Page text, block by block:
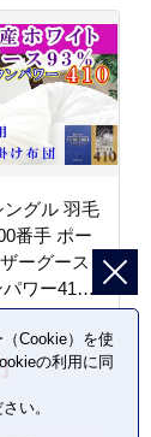
グル 羽毛
番手 ポー
ーグース
ワー410
毛掛けふ
ワー410
団 本掛け
Cookie）を使
の利用に同
い。